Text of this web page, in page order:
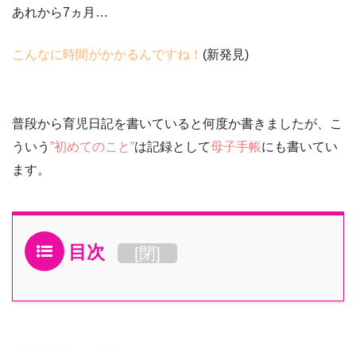
あれから7ヵ月…
こんなに時間がかかるんですね！ (新発見)
普段から育児日記を書いていると何度か書きましたが、こ
ういう ”初めてのこと”は記録として母子手帳にも書いてい
ます。
目次 [閉]